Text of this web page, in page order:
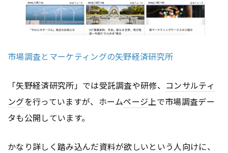
市場調査とマーケティングの矢野経済研究所
「矢野経済研究所」では受託調査や研修、 コンサルティ
ングを行っていますが、ホームページ 上で市場調査デー
タも公開しています。
かなり詳しく踏み込んだ資料が欲しいという人向けに、